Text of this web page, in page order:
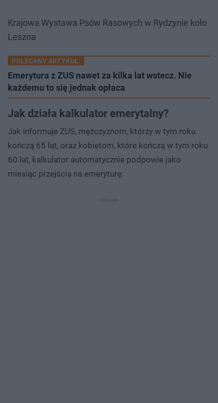
Krajowa Wystawa Psów Rasowych w Rydzynie koło
Leszna
POLECANY ARTYKUŁ:
Emerytura z ZUS nawet za kilka lat wstecz. Nie
każdemu to się jednak opłaca
Jak działa kalkulator emerytalny?
Jak informuje ZUS, mężczyznom, którzy w tym roku
kończą 65 lat, oraz kobietom, które kończą w tym roku
60 lat, kalkulator automatycznie podpowie jako
miesiąc przejścia na emeryturę: